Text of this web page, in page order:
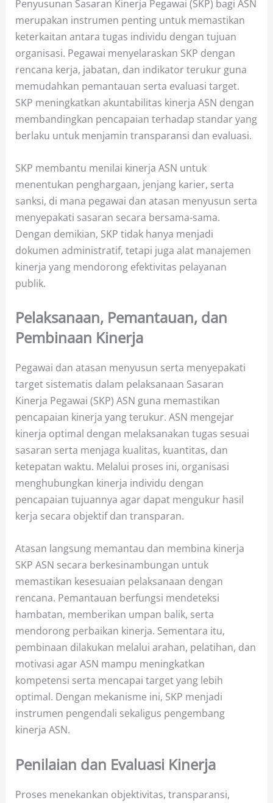
Penyusunan Sasaran Kinerja Pegawai (SKP) bagi ASN
merupakan instrumen penting untuk memastikan
keterkaitan antara tugas individu dengan tujuan
organisasi. Pegawai menyelaraskan SKP dengan
rencana kerja, jabatan, dan indikator terukur guna
memudahkan pemantauan serta evaluasi target.
SKP meningkatkan akuntabilitas kinerja ASN dengan
membandingkan pencapaian terhadap standar yang
berlaku untuk menjamin transparansi dan evaluasi.
SKP membantu menilai kinerja ASN untuk
menentukan penghargaan, jenjang karier, serta
sanksi, di mana pegawai dan atasan menyusun serta
menyepakati sasaran secara bersama-sama.
Dengan demikian, SKP tidak hanya menjadi
dokumen administratif, tetapi juga alat manajemen
kinerja yang mendorong efektivitas pelayanan
publik.
Pelaksanaan, Pemantauan, dan
Pembinaan Kinerja
Pegawai dan atasan menyusun serta menyepakati
target sistematis dalam pelaksanaan Sasaran
Kinerja Pegawai (SKP) ASN guna memastikan
pencapaian kinerja yang terukur. ASN mengejar
kinerja optimal dengan melaksanakan tugas sesuai
sasaran serta menjaga kualitas, kuantitas, dan
ketepatan waktu. Melalui proses ini, organisasi
menghubungkan kinerja individu dengan
pencapaian tujuannya agar dapat mengukur hasil
kerja secara objektif dan transparan.
Atasan langsung memantau dan membina kinerja
SKP ASN secara berkesinambungan untuk
memastikan kesesuaian pelaksanaan dengan
rencana. Pemantauan berfungsi mendeteksi
hambatan, memberikan umpan balik, serta
mendorong perbaikan kinerja. Sementara itu,
pembinaan dilakukan melalui arahan, pelatihan, dan
motivasi agar ASN mampu meningkatkan
kompetensi serta mencapai target yang lebih
optimal. Dengan mekanisme ini, SKP menjadi
instrumen pengendali sekaligus pengembang
kinerja ASN.
Penilaian dan Evaluasi Kinerja
Proses menekankan objektivitas, transparansi,